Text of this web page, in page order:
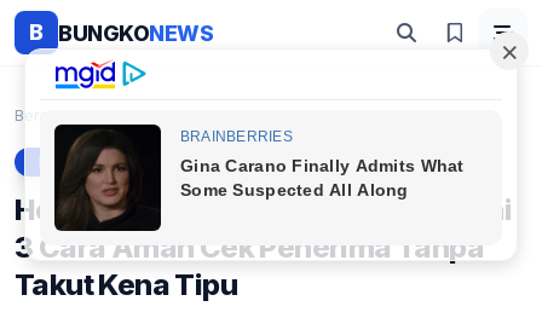
B BUNGKONEWS
Beranda
BERITA
Hoaks Bansos BPNT 2026 Marak, Ini
3 Cara Aman Cek Penerima Tanpa
Takut Kena Tipu